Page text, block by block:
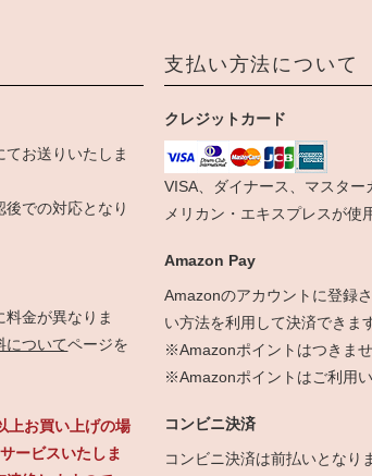
お送りいたしま
での対応となり
金が異なりま
についてページを
上お買い上げの場
ービスいたしま
支払い方法について
クレジットカード
VISA、ダイナース、マスター
メリカン・エキスプレスが使
Amazon Pay
Amazonのアカウントに登録
い方法を利用して決済できま
※Amazonポイントはつきませ
※Amazonポイントはご利用
コンビニ決済
コンビニ決済は前払いとなり